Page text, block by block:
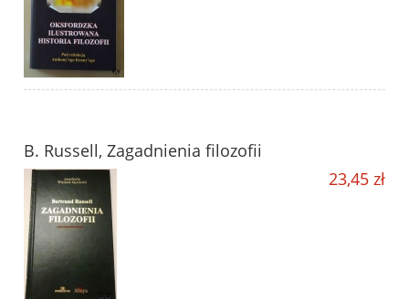
B. Russell, Zagadnienia filozofii
23,45 zł